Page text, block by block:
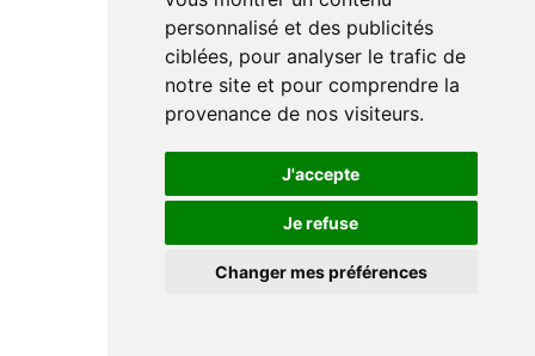
personnalisé et des publicités
ciblées, pour analyser le trafic de
notre site et pour comprendre la
provenance de nos visiteurs.
J'accepte
Je refuse
Changer mes préférences